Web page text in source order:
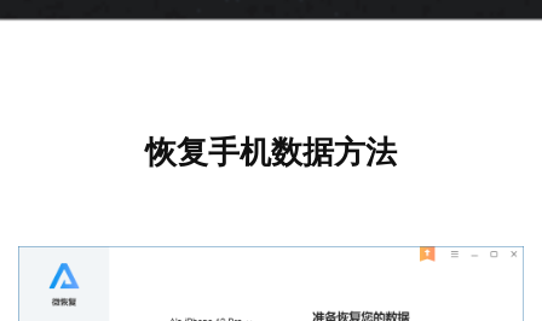
恢复手机数据方法